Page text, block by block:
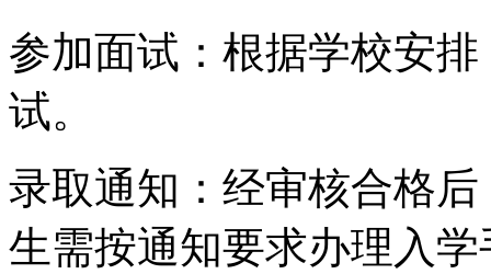
参加面试：根据学校安
试。
录取通知：经审核合格
生需按通知要求办理入学